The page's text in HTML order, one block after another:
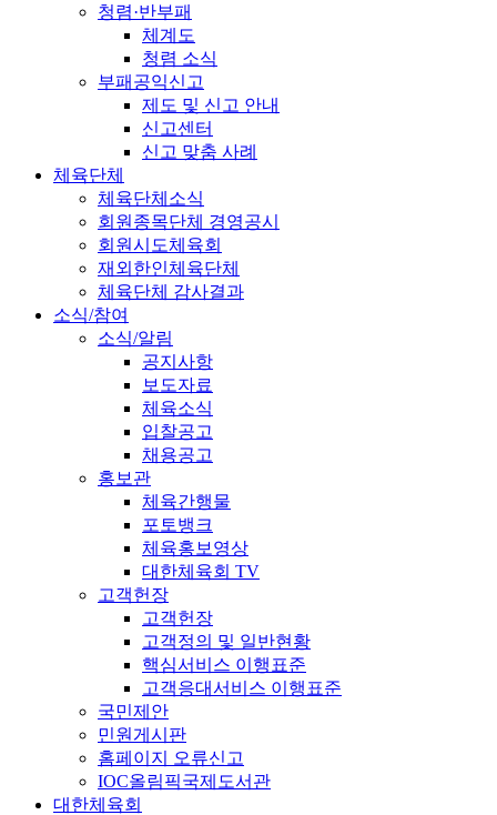
청렴·반부패
체계도
청렴 소식
부패공익신고
제도 및 신고 안내
신고센터
신고 맞춤 사례
체육단체
체육단체소식
회원종목단체 경영공시
회원시도체육회
재외한인체육단체
체육단체 감사결과
소식/참여
소식/알림
공지사항
보도자료
체육소식
입찰공고
채용공고
홍보관
체육간행물
포토뱅크
체육홍보영상
대한체육회 TV
고객헌장
고객헌장
고객정의 및 일반현황
핵심서비스 이행표준
고객응대서비스 이행표준
국민제안
민원게시판
홈페이지 오류신고
IOC올림픽국제도서관
대한체육회